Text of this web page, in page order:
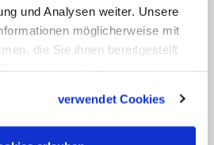
und Analysen weiter. Unsere
möglicherweise mit
die Sie ihnen bereitgestellt
verwendet Cookies
allen Ebenen
zu
begeht den